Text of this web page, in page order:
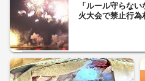
「ルール守らな
火大会で禁止行